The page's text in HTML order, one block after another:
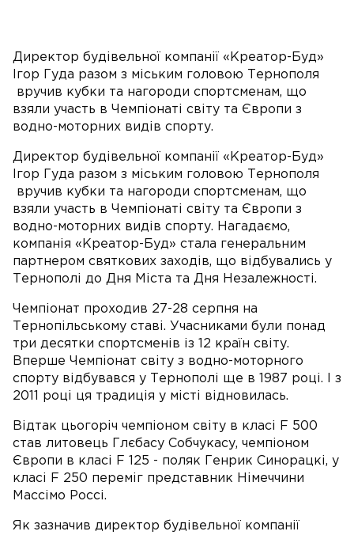
Директор будівельної компанії «Креатор-Буд»
Ігор Гуда разом з міським головою Тернополя
вручив кубки та нагороди спортсменам, що
взяли участь в Чемпіонаті світу та Європи з
водно-моторних видів спорту.
Директор будівельної компанії «Креатор-Буд»
Ігор Гуда разом з міським головою Тернополя
вручив кубки та нагороди спортсменам, що
взяли участь в Чемпіонаті світу та Європи з
водно-моторних видів спорту. Нагадаємо,
компанія «Креатор-Буд» стала генеральним
партнером святкових заходів, що відбувались у
Тернополі до Дня Міста та Дня Незалежності.
Чемпіонат проходив 27-28 серпня на
Тернопільському ставі. Учасниками були понад
три десятки спортсменів із 12 країн світу.
Вперше Чемпіонат світу з водно-моторного
спорту відбувався у Тернополі ще в 1987 році. І з
2011 році ця традиція у місті відновилась.
Відтак цьогоріч чемпіоном світу в класі F 500
став литовець Глєбасу Собчукасу, чемпіоном
Європи в класі F 125 - поляк Генрик Синорацкі, у
класі F 250 переміг представник Німеччини
Массімо Россі.
Як зазначив директор будівельної компанії